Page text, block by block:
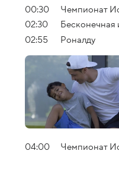
00:30
Чемпионат
02:30
Бесконечная
02:55
Роналду
04:00 Чемпионат